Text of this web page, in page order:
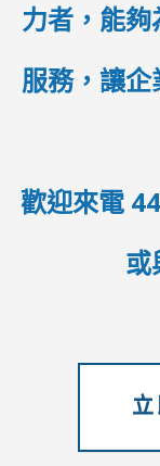
力者，能
服務，讓
歡迎來電
或